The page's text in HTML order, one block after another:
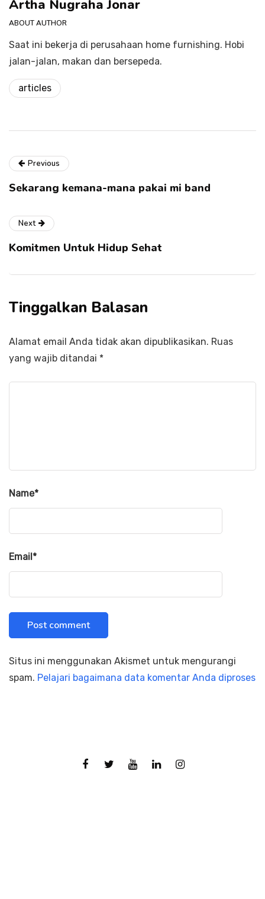
Artha Nugraha Jonar
ABOUT AUTHOR
Saat ini bekerja di perusahaan home furnishing. Hobi
jalan-jalan, makan dan bersepeda.
articles
Previous
Sekarang kemana-mana pakai mi band
Next
Komitmen Untuk Hidup Sehat
Tinggalkan Balasan
Alamat email Anda tidak akan dipublikasikan. Ruas
yang wajib ditandai *
Name*
Email*
Situs ini menggunakan Akismet untuk mengurangi
spam. Pelajari bagaimana data komentar Anda diproses